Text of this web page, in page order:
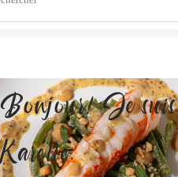
Bonjour! Je suis
Karelle.